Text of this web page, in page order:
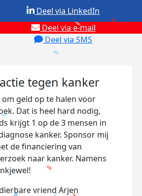
Deel via e-mail
Deel via SMS
Deel via LinkedIn
tegen kanker
geld op te halen voor
Dat is heel hard nodig,
krijgt 1 op de 3 mensen in
kanker. Sponsor mij
de financiering van
naar kanker. Namens
vriend Arjen